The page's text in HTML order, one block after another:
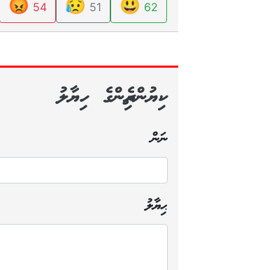
62
😃
51
😥
54
😡
ކިޔުންތެރިންގެ ހިޔާލު
ނަން
ޙިޔާލު